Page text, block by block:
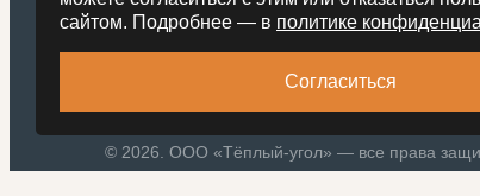
spb@sk-tu.ru
© 2026. ООО «Тёплый-угол» — все права
сайтом. Подробнее — в политике
Согласиться